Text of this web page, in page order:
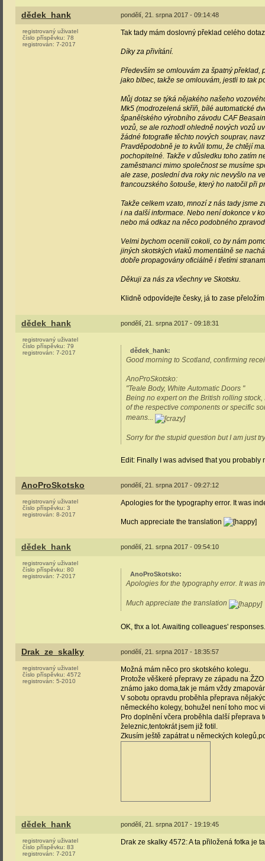
dědek_hank pondělí, 21. srpna 2017 - 09:14:48
registrovaný uživatel
číslo příspěvku: 78
registrován: 7-2017
Tak tady mám doslovný překlad celého
Díky za přivítání.
Především se omlouvám za špatný
jako blbec, takže se omlouvám, jestli to tak
Můj dotaz se týká nějakého našeho
Mk5 (modrozelená skříň, bílé automatické
španělského výrobního závodu CAF
vozů, se ale rozhodl ohledně nových vozů
žádné fotografie těchto nových souprav,
Pravděpodobně je to kvůli tomu, že chtějí
pochopitelné. Takže v důsledku toho zatím
zaměstnanci mimo společnost se musíme
ale zase, poslední dva roky nic nevyšlo na
francouzského šotouše, který ho natočil při
Takže celkem vzato, mnozí z nás tady jsme
i na další informace. Nebo není dokonce v
nebo má odkaz na něco podobného
Velmi bychom ocenili cokoli, co by nám
jiných skotských vlaků momentálně se
dobře propagovány oficiálně i třetími
Děkuji za nás za všechny ve Skotsku.
Klidně odpovídejte česky, já to zase
dědek_hank pondělí, 21. srpna 2017 - 09:18:31
registrovaný uživatel
číslo příspěvku: 79
registrován: 7-2017 dědek_hank:
Good morning to Scotland, confirming
AnoProSkotsko:
"Teale Body, White Automatic Doors "
Being no expert on the British rolling
of the respective components or specific
means...
Sorry for the stupid question but I am just
Edit: Finally I was advised that you
AnoProSkotsko pondělí, 21. srpna 2017 - 09:27:12
registrovaný uživatel
číslo příspěvku: 3
registrován: 8-2017
Apologies for the typography error. It was
Much appreciate the translation
dědek_hank pondělí, 21. srpna 2017 - 09:54:10
registrovaný uživatel
číslo příspěvku: 80
registrován: 7-2017 AnoProSkotsko:
Apologies for the typography error. It was
Much appreciate the translation
OK, thx a lot. Awaiting colleagues' responses.
Drak_ze_skalky pondělí, 21. srpna 2017 - 18:35:57
registrovaný uživatel
číslo příspěvku: 4572
registrován: 5-2010
Možná mám něco pro skotského kolegu.
Protože věškeré přepravy ze západu na
známo jako doma,tak je mám vždy
V sobotu opravdu proběhla přeprava
německého kolegy, bohužel není toho moc
Pro doplnění včera proběhla další přeprava
železnic,tentokrát jsem již fotil.
Zkusím ještě zapátrat u německých
dědek_hank pondělí, 21. srpna 2017 - 19:19:45
registrovaný uživatel
číslo příspěvku: 83
registrován: 7-2017
Drak ze skalky 4572: A ta přiložená fotka je